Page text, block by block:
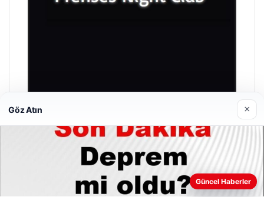
Prenses Night Club
Web sitemizi nasıl kullandığınızı daha iyi anlayabilmek,
Göz Atın ×
Güncel Haberler